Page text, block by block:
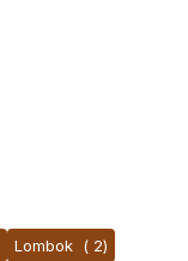
Lombok ( 2)